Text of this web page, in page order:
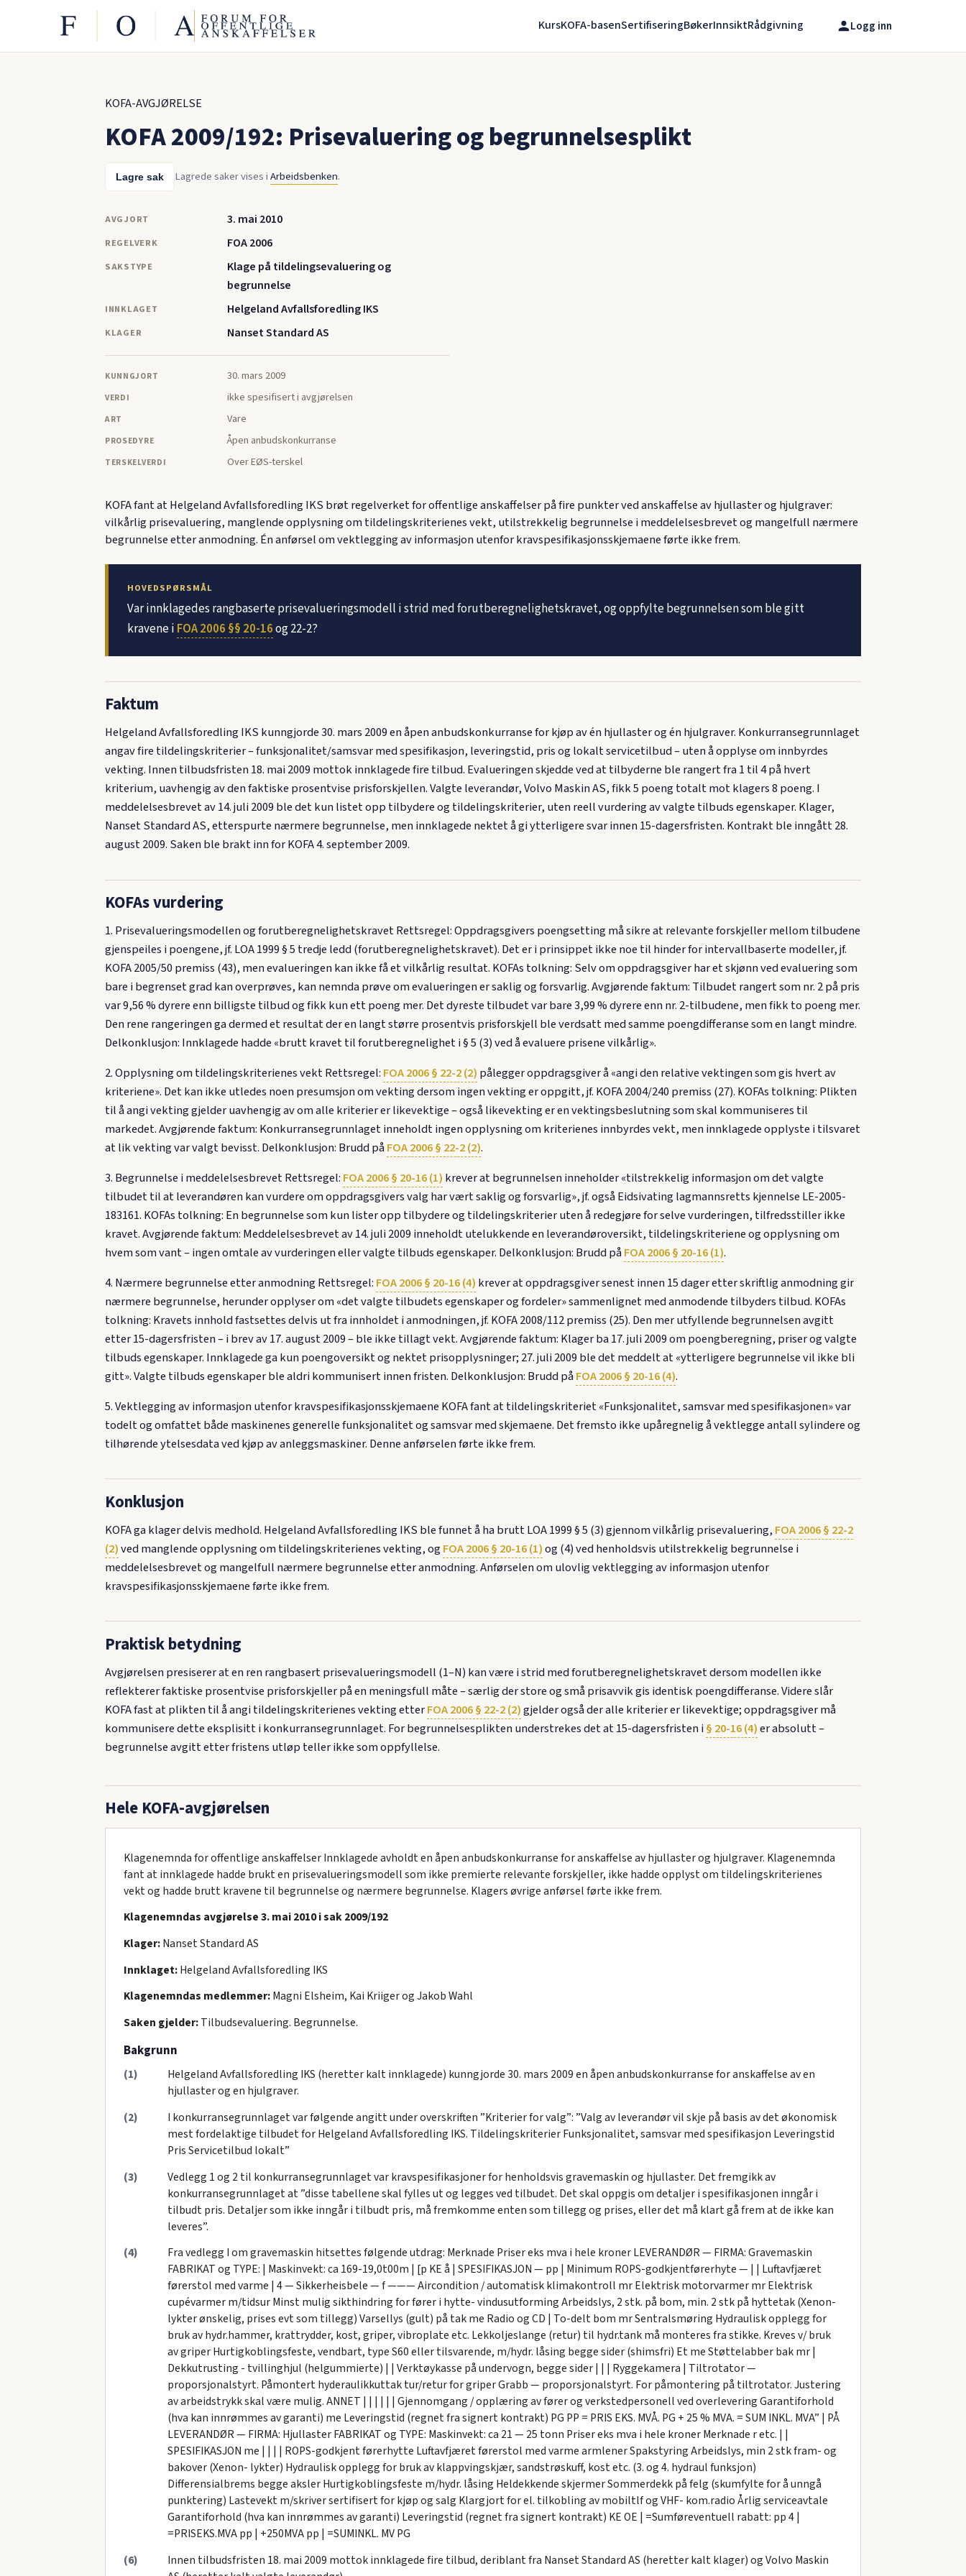
Logg inn
KursKOFA-basenSertifiseringBøkerInnsiktRådgivning
KOFA-AVGJØRELSE
KOFA 2009/192: Prisevaluering og begrunnelsesplikt
Lagre sak Lagrede saker vises iArbeidsbenken.
AVGJORT 3. mai 2010
REGELVERK FOA 2006
SAKSTYPE
Klage på tildelingsevaluering og
begrunnelse
INNKLAGET Helgeland Avfallsforedling IKS
KLAGER Nanset Standard AS
KUNNGJORT 30. mars 2009
VERDI ikke spesifisert i avgjørelsen
ART Vare
PROSEDYRE Åpen anbudskonkurranse
TERSKELVERDI Over EØS-terskel
KOFA fant at Helgeland Avfallsforedling IKS brøt regelverket for offentlige anskaffelser på fire punkter ved anskaffelse av hjullaster og hjulgraver:
vilkårlig prisevaluering, manglende opplysning om tildelingskriterienes vekt, utilstrekkelig begrunnelse i meddelelsesbrevet og mangelfull nærmere
begrunnelse etter anmodning. Én anførsel om vektlegging av informasjon utenfor kravspesifikasjonsskjemaene førte ikke frem.
HOVEDSPØRSMÅL
Var innklagedes rangbaserte prisevalueringsmodell i strid med forutberegnelighetskravet, og oppfylte begrunnelsen som ble gitt
kravene i FOA 2006 §§ 20-16og 22-2?
Faktum
Helgeland Avfallsforedling IKS kunngjorde 30. mars 2009 en åpen anbudskonkurranse for kjøp av én hjullaster og én hjulgraver. Konkurransegrunnlaget
angav fire tildelingskriterier – funksjonalitet/samsvar med spesifikasjon, leveringstid, pris og lokalt servicetilbud – uten å opplyse om innbyrdes
vekting. Innen tilbudsfristen 18. mai 2009 mottok innklagede fire tilbud. Evalueringen skjedde ved at tilbyderne ble rangert fra 1 til 4 på hvert
kriterium, uavhengig av den faktiske prosentvise prisforskjellen. Valgte leverandør, Volvo Maskin AS, fikk 5 poeng totalt mot klagers 8 poeng. I
meddelelsesbrevet av 14. juli 2009 ble det kun listet opp tilbydere og tildelingskriterier, uten reell vurdering av valgte tilbuds egenskaper. Klager,
Nanset Standard AS, etterspurte nærmere begrunnelse, men innklagede nektet å gi ytterligere svar innen 15-dagersfristen. Kontrakt ble inngått 28.
august 2009. Saken ble brakt inn for KOFA 4. september 2009.
KOFAs vurdering
1. Prisevalueringsmodellen og forutberegnelighetskravet Rettsregel: Oppdragsgivers poengsetting må sikre at relevante forskjeller mellom tilbudene
gjenspeiles i poengene, jf. LOA 1999 § 5 tredje ledd (forutberegnelighetskravet). Det er i prinsippet ikke noe til hinder for intervallbaserte modeller, jf.
KOFA 2005/50 premiss (43), men evalueringen kan ikke få et vilkårlig resultat. KOFAs tolkning: Selv om oppdragsgiver har et skjønn ved evaluering som
bare i begrenset grad kan overprøves, kan nemnda prøve om evalueringen er saklig og forsvarlig. Avgjørende faktum: Tilbudet rangert som nr. 2 på pris
var 9,56 % dyrere enn billigste tilbud og fikk kun ett poeng mer. Det dyreste tilbudet var bare 3,99 % dyrere enn nr. 2-tilbudene, men fikk to poeng mer.
Den rene rangeringen ga dermed et resultat der en langt større prosentvis prisforskjell ble verdsatt med samme poengdifferanse som en langt mindre.
Delkonklusjon: Innklagede hadde «brutt kravet til forutberegnelighet i § 5 (3) ved å evaluere prisene vilkårlig».
2. Opplysning om tildelingskriterienes vekt Rettsregel: FOA 2006 § 22-2 (2) pålegger oppdragsgiver å «angi den relative vektingen som gis hvert av
kriteriene». Det kan ikke utledes noen presumsjon om vekting dersom ingen vekting er oppgitt, jf. KOFA 2004/240 premiss (27). KOFAs tolkning: Plikten
til å angi vekting gjelder uavhengig av om alle kriterier er likevektige – også likevekting er en vektingsbeslutning som skal kommuniseres til
markedet. Avgjørende faktum: Konkurransegrunnlaget inneholdt ingen opplysning om kriterienes innbyrdes vekt, men innklagede opplyste i tilsvaret
at lik vekting var valgt bevisst. Delkonklusjon: Brudd påFOA 2006 § 22-2 (2).
3. Begrunnelse i meddelelsesbrevet Rettsregel: FOA 2006 § 20-16 (1) krever at begrunnelsen inneholder «tilstrekkelig informasjon om det valgte
tilbudet til at leverandøren kan vurdere om oppdragsgivers valg har vært saklig og forsvarlig», jf. også Eidsivating lagmannsretts kjennelse LE-2005-
183161. KOFAs tolkning: En begrunnelse som kun lister opp tilbydere og tildelingskriterier uten å redegjøre for selve vurderingen, tilfredsstiller ikke
kravet. Avgjørende faktum: Meddelelsesbrevet av 14. juli 2009 inneholdt utelukkende en leverandøroversikt, tildelingskriteriene og opplysning om
hvem som vant – ingen omtale av vurderingen eller valgte tilbuds egenskaper. Delkonklusjon: Brudd påFOA 2006 § 20-16 (1).
4. Nærmere begrunnelse etter anmodning Rettsregel: FOA 2006 § 20-16 (4) krever at oppdragsgiver senest innen 15 dager etter skriftlig anmodning gir
nærmere begrunnelse, herunder opplyser om «det valgte tilbudets egenskaper og fordeler» sammenlignet med anmodende tilbyders tilbud. KOFAs
tolkning: Kravets innhold fastsettes delvis ut fra innholdet i anmodningen, jf. KOFA 2008/112 premiss (25). Den mer utfyllende begrunnelsen avgitt
etter 15-dagersfristen – i brev av 17. august 2009 – ble ikke tillagt vekt. Avgjørende faktum: Klager ba 17. juli 2009 om poengberegning, priser og valgte
tilbuds egenskaper. Innklagede ga kun poengoversikt og nektet prisopplysninger; 27. juli 2009 ble det meddelt at «ytterligere begrunnelse vil ikke bli
gitt». Valgte tilbuds egenskaper ble aldri kommunisert innen fristen. Delkonklusjon: Brudd påFOA 2006 § 20-16 (4).
5. Vektlegging av informasjon utenfor kravspesifikasjonsskjemaene KOFA fant at tildelingskriteriet «Funksjonalitet, samsvar med spesifikasjonen» var
todelt og omfattet både maskinenes generelle funksjonalitet og samsvar med skjemaene. Det fremsto ikke upåregnelig å vektlegge antall sylindere og
tilhørende ytelsesdata ved kjøp av anleggsmaskiner. Denne anførselen førte ikke frem.
Konklusjon
KOFA ga klager delvis medhold. Helgeland Avfallsforedling IKS ble funnet å ha brutt LOA 1999 § 5 (3) gjennom vilkårlig prisevaluering, FOA 2006 § 22-2
(2)ved manglende opplysning om tildelingskriterienes vekting, ogFOA 2006 § 20-16 (1)og (4) ved henholdsvis utilstrekkelig begrunnelse i
meddelelsesbrevet og mangelfull nærmere begrunnelse etter anmodning. Anførselen om ulovlig vektlegging av informasjon utenfor
kravspesifikasjonsskjemaene førte ikke frem.
Praktisk betydning
Avgjørelsen presiserer at en ren rangbasert prisevalueringsmodell (1–N) kan være i strid med forutberegnelighetskravet dersom modellen ikke
reflekterer faktiske prosentvise prisforskjeller på en meningsfull måte – særlig der store og små prisavvik gis identisk poengdifferanse. Videre slår
KOFA fast at plikten til å angi tildelingskriterienes vekting etterFOA 2006 § 22-2 (2)gjelder også der alle kriterier er likevektige; oppdragsgiver må
kommunisere dette eksplisitt i konkurransegrunnlaget. For begrunnelsesplikten understrekes det at 15-dagersfristen i§ 20-16 (4)er absolutt –
begrunnelse avgitt etter fristens utløp teller ikke som oppfyllelse.
Hele KOFA-avgjørelsen
Klagenemnda for offentlige anskaffelser Innklagede avholdt en åpen anbudskonkurranse for anskaffelse av hjullaster og hjulgraver. Klagenemnda
fant at innklagede hadde brukt en prisevalueringsmodell som ikke premierte relevante forskjeller, ikke hadde opplyst om tildelingskriterienes
vekt og hadde brutt kravene til begrunnelse og nærmere begrunnelse. Klagers øvrige anførsel førte ikke frem.
Klagenemndas avgjørelse 3. mai 2010 i sak 2009/192
Klager:Nanset Standard AS
Innklaget:Helgeland Avfallsforedling IKS
Klagenemndas medlemmer:Magni Elsheim, Kai Kriiger og Jakob Wahl
Saken gjelder:Tilbudsevaluering. Begrunnelse.
Bakgrunn
(1)
Helgeland Avfallsforedling IKS (heretter kalt innklagede) kunngjorde 30. mars 2009 en åpen anbudskonkurranse for anskaffelse av en
hjullaster og en hjulgraver.
(2)
I konkurransegrunnlaget var følgende angitt under overskriften ”Kriterier for valg”: ”Valg av leverandør vil skje på basis av det økonomisk
mest fordelaktige tilbudet for Helgeland Avfallsforedling IKS. Tildelingskriterier Funksjonalitet, samsvar med spesifikasjon Leveringstid
Pris Servicetilbud lokalt”
(3)
Vedlegg 1 og 2 til konkurransegrunnlaget var kravspesifikasjoner for henholdsvis gravemaskin og hjullaster. Det fremgikk av
konkurransegrunnlaget at ”disse tabellene skal fylles ut og legges ved tilbudet. Det skal oppgis om detaljer i spesifikasjonen inngår i
tilbudt pris. Detaljer som ikke inngår i tilbudt pris, må fremkomme enten som tillegg og prises, eller det må klart gå frem at de ikke kan
leveres”.
(4)
Fra vedlegg I om gravemaskin hitsettes følgende utdrag: Merknade Priser eks mva i hele kroner LEVERANDØR — FIRMA: Gravemaskin
FABRIKAT og TYPE: | Maskinvekt: ca 169-19,0t00m | [p KE å | SPESIFIKASJON — pp | Minimum ROPS-godkjentførerhyte — | | Luftavfjæret
førerstol med varme | 4 — Sikkerheisbele — f ——— Aircondition / automatisk klimakontroll mr Elektrisk motorvarmer mr Elektrisk
cupévarmer m/tidsur Minst mulig sikthindring for fører i hytte- vindusutforming Arbeidslys, 2 stk. på bom, min. 2 stk på hyttetak (Xenon-
lykter ønskelig, prises evt som tillegg) Varsellys (gult) på tak me Radio og CD | To-delt bom mr Sentralsmøring Hydraulisk opplegg for
bruk av hydr.hammer, krattrydder, kost, griper, vibroplate etc. Lekkoljeslange (retur) til hydr.tank må monteres fra stikke. Kreves v/ bruk
av griper Hurtigkoblingsfeste, vendbart, type S60 eller tilsvarende, m/hydr. låsing begge sider (shimsfri) Et me Støttelabber bak mr |
Dekkutrusting - tvillinghjul (helgummierte) | | Verktøykasse på undervogn, begge sider | | | Ryggekamera | Tiltrotator —
proporsjonalstyrt. Påmontert hyderaulikkuttak tur/retur for griper Grabb — proporsjonalstyrt. For påmontering på tiltrotator. Justering
av arbeidstrykk skal være mulig. ANNET | | | | | | Gjennomgang / opplæring av fører og verkstedpersonell ved overlevering Garantiforhold
(hva kan innrømmes av garanti) me Leveringstid (regnet fra signert kontrakt) PG PP = PRIS EKS. MVÅ. PG + 25 % MVA. = SUM INKL. MVA” | PÅ
LEVERANDØR — FIRMA: Hjullaster FABRIKAT og TYPE: Maskinvekt: ca 21 — 25 tonn Priser eks mva i hele kroner Merknade r etc. | |
SPESIFIKASJON me | | | | ROPS-godkjent førerhytte Luftavfjæret førerstol med varme armlener Spakstyring Arbeidslys, min 2 stk fram- og
bakover (Xenon- lykter) Hydraulisk opplegg for bruk av klappvingskjær, sandstrøskuff, kost etc. (3. og 4. hydraul funksjon)
Differensialbrems begge aksler Hurtigkoblingsfeste m/hydr. låsing Heldekkende skjermer Sommerdekk på felg (skumfylte for å unngå
punktering) Lastevekt m/skriver sertifisert for kjøp og salg Klargjort for el. tilkobling av mobiltlf og VHF- kom.radio Årlig serviceavtale
Garantiforhold (hva kan innrømmes av garanti) Leveringstid (regnet fra signert kontrakt) KE OE | =Sumføreventuell rabatt: pp 4 |
=PRISEKS.MVA pp | +250MVA pp | =SUMINKL. MV PG
(6)
Innen tilbudsfristen 18. mai 2009 mottok innklagede fire tilbud, deriblant fra Nanset Standard AS (heretter kalt klager) og Volvo Maskin